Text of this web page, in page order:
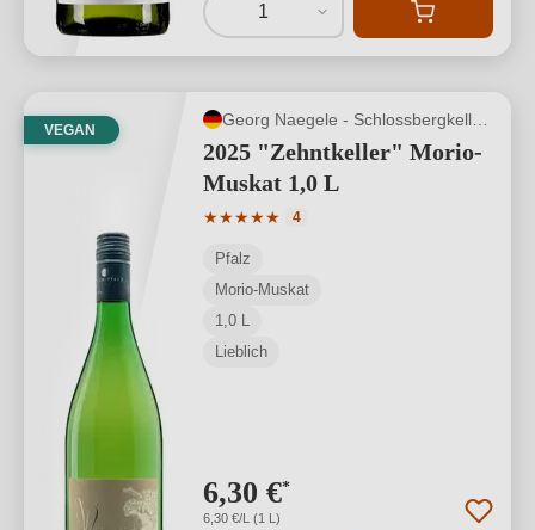
1
VEGAN
2025 "Zehntkeller" Morio-
Muskat 1,0 L
★★★★★
Durchschnittliche Bewertung von 5
4
Pfalz
Morio-Muskat
1,0 L
Lieblich
6,30 €*
6,30 €/L (1 L)